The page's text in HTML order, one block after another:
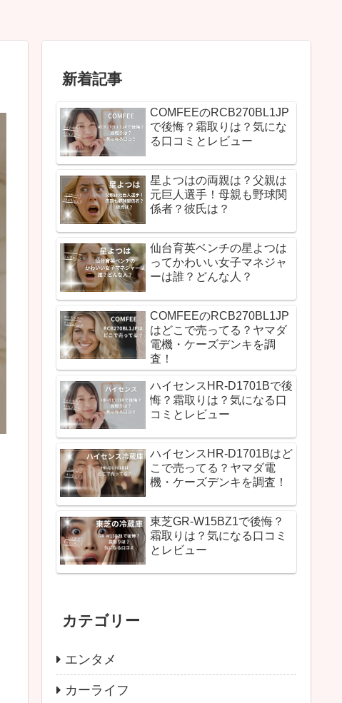
新着記事
COMFEEのRCB270BL1JP
で後悔？霜取りは？気にな
る口コミとレビュー
星よつはの両親は？父親は
元巨人選手！母親も野球関
係者？彼氏は？
仙台育英ベンチの星よつは
ってかわいい女子マネジャ
ーは誰？どんな人？
COMFEEのRCB270BL1JP
はどこで売ってる？ヤマダ
電機・ケーズデンキを調
査！
ハイセンスHR-D1701Bで後
悔？霜取りは？気になる口
コミとレビュー
ハイセンスHR-D1701Bはど
こで売ってる？ヤマダ電
機・ケーズデンキを調査！
東芝GR-W15BZ1で後悔？
霜取りは？気になる口コミ
とレビュー
カテゴリー
エンタメ
カーライフ